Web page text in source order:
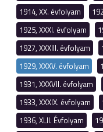
1914, XX. évfolyam
1925, XXXI. évfolyam
1927, XXXIII. évfolyam
1929, XXXV. évfolyam
1931, XXXVII. évfolyam
1933, XXXIX. évfolyam
1936, XLII. Évfolyam